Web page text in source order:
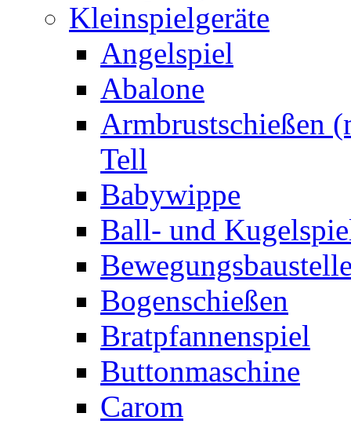
Kleinspielgeräte
Angelspiel
Abalone
Armbrustschießen
Tell
Babywippe
Ball- und
Bogenschießen
Bratpfannenspiel
Buttonmaschine
Carom